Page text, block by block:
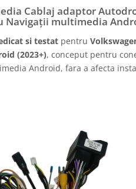
Cablaj adaptor
Navigații multimedia
si testat pentru
(2023+), conceput pentru
Android, fara a afecta